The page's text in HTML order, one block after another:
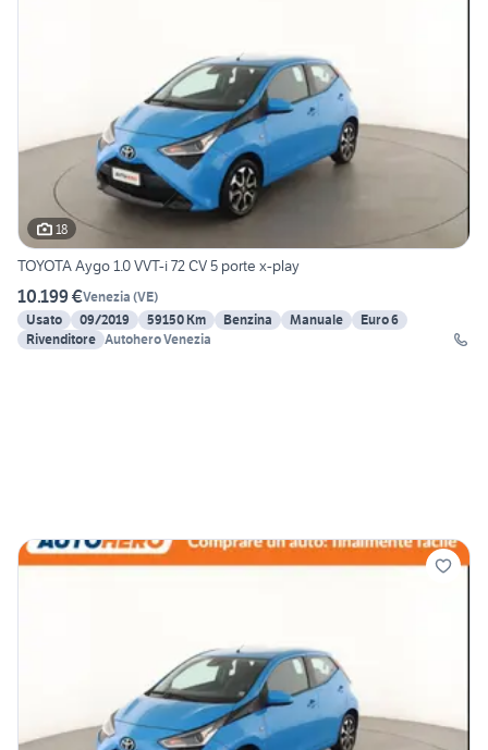
18
TOYOTA Aygo 1.0 VVT-i 72 CV 5 porte x-play
10.199 €Venezia (VE)
Usato
09/2019 59150 Km Benzina Manuale
Euro 6
Rivenditore Autohero Venezia